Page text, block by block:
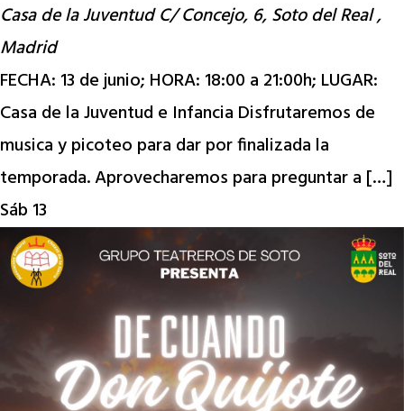
Casa de la JuventudC/ Concejo, 6, Soto del Real ,
Madrid
FECHA: 13 de junio; HORA: 18:00 a 21:00h; LUGAR:
Casa de la Juventud e Infancia Disfrutaremos de
musica y picoteo para dar por finalizada la
temporada. Aprovecharemos para preguntar a […]
Sáb 13